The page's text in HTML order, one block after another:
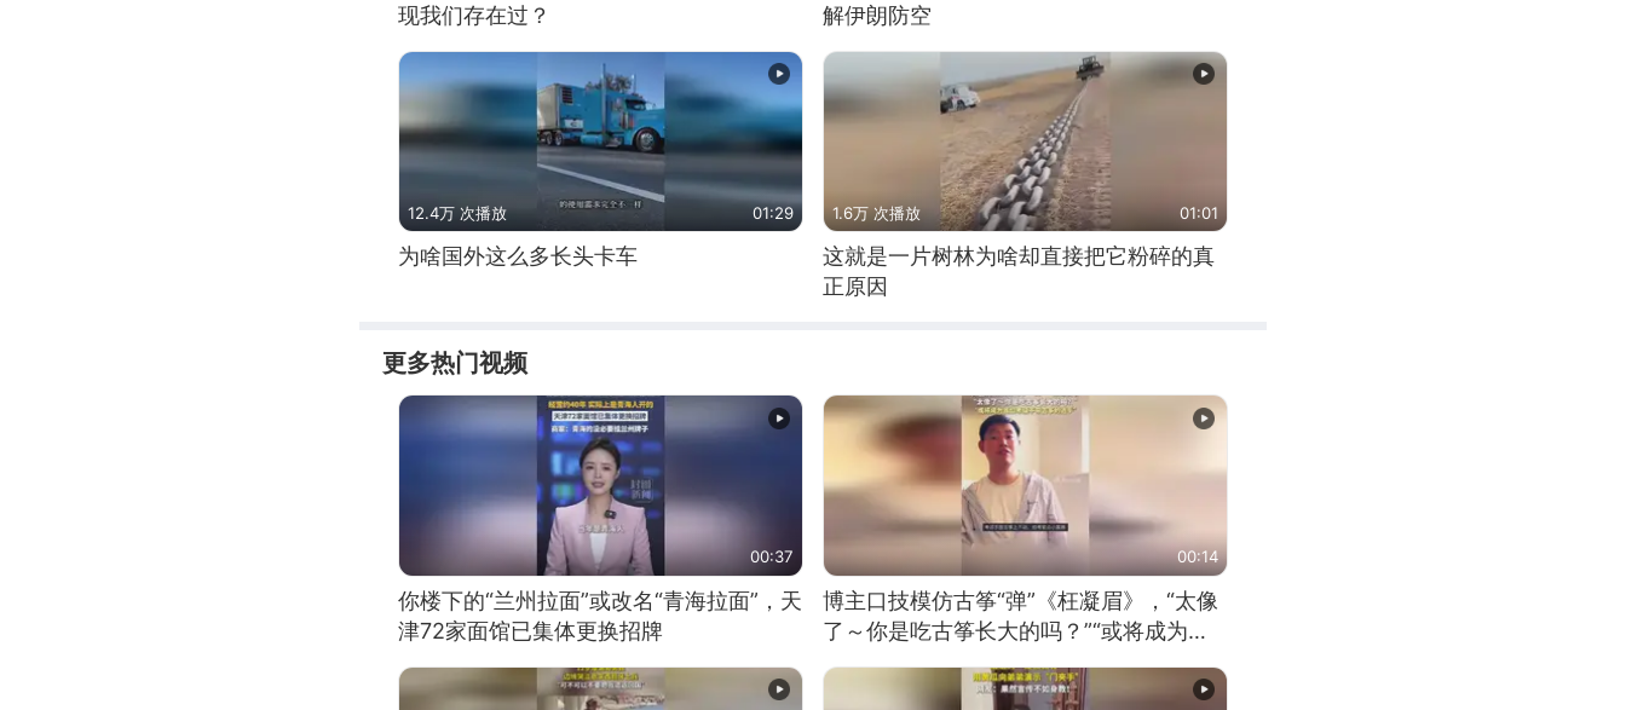
现我们存在过？
解伊朗防空
12.4万 次播放 01:29
为啥国外这么多长头卡车
1.6万 次播放 01:01
这就是一片树林为啥却直接把它粉碎的真
正原因
更多热门视频
00:37
你楼下的“兰州拉面”或改名“青海拉面”，天
津72家面馆已集体更换招牌
00:14
博主口技模仿古筝“弹”《枉凝眉》，“太像
了～你是吃古筝长大的吗？”“或将成为首